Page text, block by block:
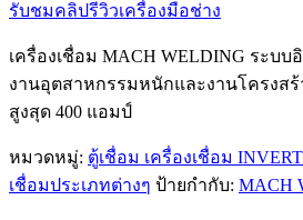
รับชมคลิปรีวิวเครื่องมือช่าง
เครื่องเชื่อม MACH WELDING ระบบ
งานอุตสาหกรรมหนักและงานโครงส
สูงสุด 400 แอมป์
หมวดหมู่: ตู้เชื่อม เครื่องเชื่อม
เชื่อมประเภทต่างๆ ป้ายกำกับ: MACH